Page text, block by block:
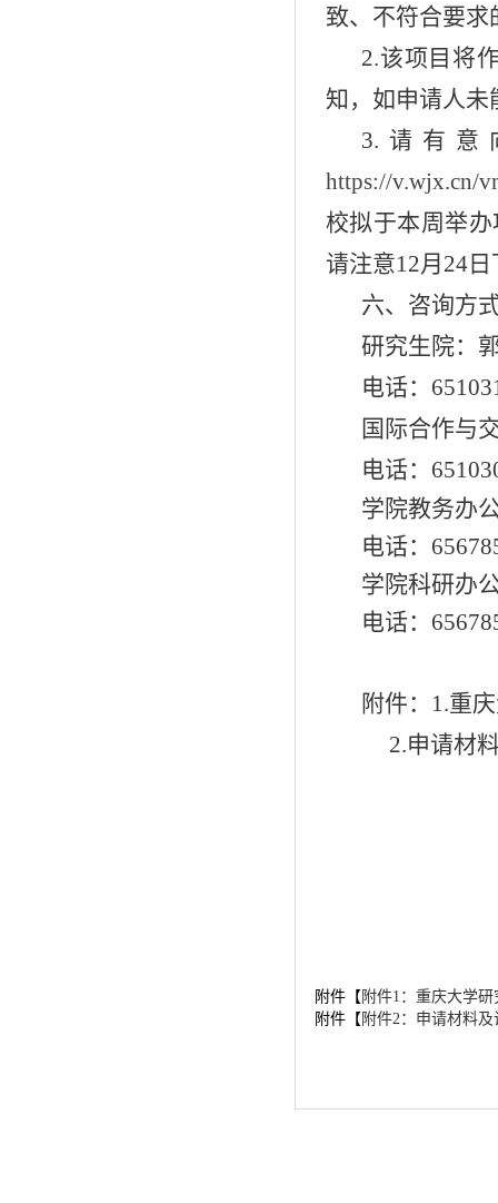
致、不符合要求
2.该项目将
知，如申请人未
3. 请有意
https://v.wjx.cn/
校拟于本周举
请注意12月24
六、咨询方
研究生院：
电话：
国际合作与
电话：
学院教务办
电话：
学院科研办
电话：
附件：1.重
2.申请材
附件【 附件1：重庆大学
附件【 附件2：申请材料及